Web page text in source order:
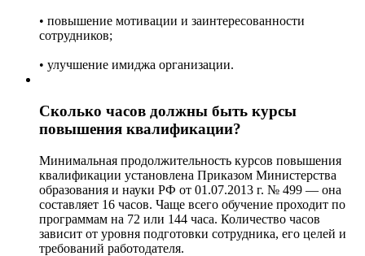
• повышение мотивации и заинтересованности
сотрудников;
• улучшение имиджа организации.
Сколько часов должны быть курсы
повышения квалификации?
Минимальная продолжительность курсов повышения
квалификации установлена Приказом Министерства
образования и науки РФ от 01.07.2013 г. № 499 — она
составляет 16 часов. Чаще всего обучение проходит по
программам на 72 или 144 часа. Количество часов
зависит от уровня подготовки сотрудника, его целей и
требований работодателя.